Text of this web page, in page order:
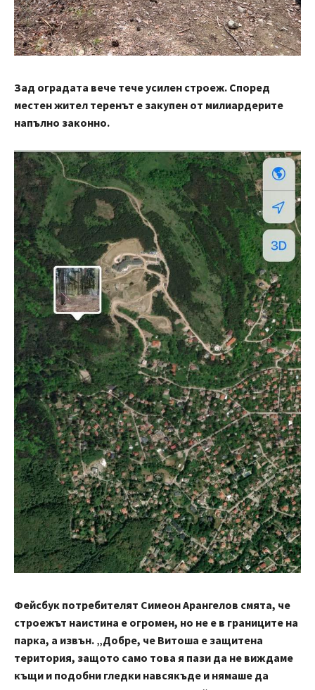
Зад оградата вече тече усилен строеж. Според
местен жител теренът е закупен от милиардерите
напълно законно.
Фейсбук потребителят Симеон Арангелов смята, че
строежът наистина е огромен, но не е в границите на
парка, а извън. „Добре, че Витоша е защитена
територия, защото само това я пази да не виждаме
къщи и подобни гледки навсякъде и нямаше да